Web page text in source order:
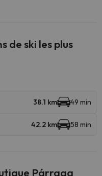
de ski les plus
38.1 km 49 min
42.2 km 58 min
Párraga